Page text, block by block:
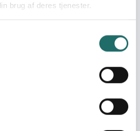
brug af deres tjenester.
5 til 10 familier. Der er ofte en
kvinder, idet de ofte bliver
for mennesker
hidtidige arbejde
Samtidig arbejder projektet